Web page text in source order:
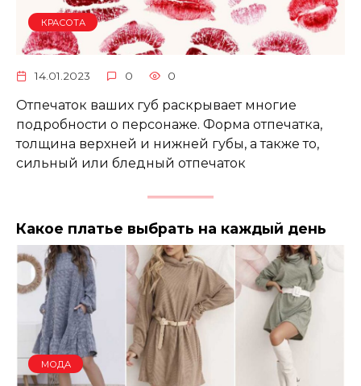
КРАСОТА
14.01.2023 0 0
Отпечаток ваших губ раскрывает многие
подробности о персонаже. Форма отпечатка,
толщина верхней и нижней губы, а также то,
сильный или бледный отпечаток
Какое платье выбрать на каждый день
МОДА